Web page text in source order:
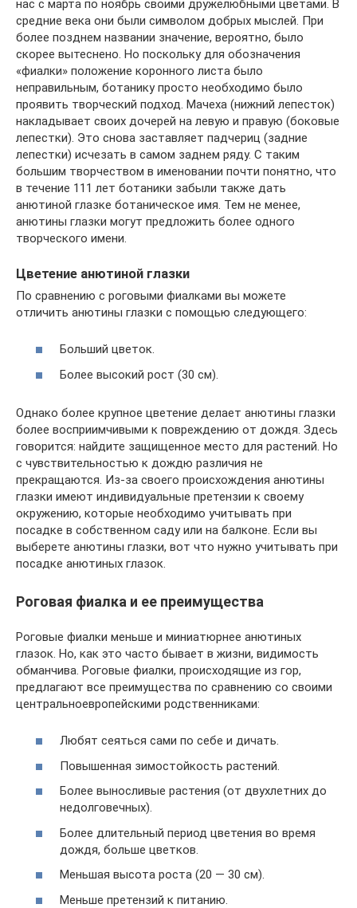
нас с марта по ноябрь своими дружелюбными цветами. В
средние века они были символом добрых мыслей. При
более позднем названии значение, вероятно, было
скорее вытеснено. Но поскольку для обозначения
«фиалки» положение коронного листа было
неправильным, ботанику просто необходимо было
проявить творческий подход. Мачеха (нижний лепесток)
накладывает своих дочерей на левую и правую (боковые
лепестки). Это снова заставляет падчериц (задние
лепестки) исчезать в самом заднем ряду. С таким
большим творчеством в именовании почти понятно, что
в течение 111 лет ботаники забыли также дать
анютиной глазке ботаническое имя. Тем не менее,
анютины глазки могут предложить более одного
творческого имени.
Цветение анютиной глазки
По сравнению с роговыми фиалками вы можете
отличить анютины глазки с помощью следующего:
Больший цветок.
Более высокий рост (30 см).
Однако более крупное цветение делает анютины глазки
более восприимчивыми к повреждению от дождя. Здесь
говорится: найдите защищенное место для растений. Но
с чувствительностью к дождю различия не
прекращаются. Из-за своего происхождения анютины
глазки имеют индивидуальные претензии к своему
окружению, которые необходимо учитывать при
посадке в собственном саду или на балконе. Если вы
выберете анютины глазки, вот что нужно учитывать при
посадке анютиных глазок.
Роговая фиалка и ее преимущества
Роговые фиалки меньше и миниатюрнее анютиных
глазок. Но, как это часто бывает в жизни, видимость
обманчива. Роговые фиалки, происходящие из гор,
предлагают все преимущества по сравнению со своими
центральноевропейскими родственниками:
Любят сеяться сами по себе и дичать.
Повышенная зимостойкость растений.
Более выносливые растения (от двухлетних до
недолговечных).
Более длительный период цветения во время
дождя, больше цветков.
Меньшая высота роста (20 — 30 см).
Меньше претензий к питанию.